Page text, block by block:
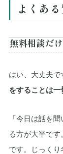
よくあ
無料相談だ
はい、大丈夫で
をすることは
「今日は話を
る方が大半で
です。じっくり